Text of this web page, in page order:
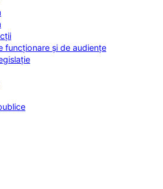
funcționare și de audiențe